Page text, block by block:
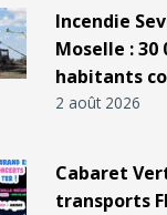
Incendie
Moselle : 30
habitants
2 août 2026
Cabaret
transports